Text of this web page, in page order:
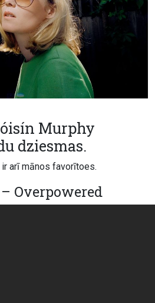
Murphy
dziesmas.
arī mānos favorītoes.
Overpowered